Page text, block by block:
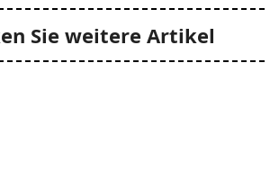
Sie weitere Artikel